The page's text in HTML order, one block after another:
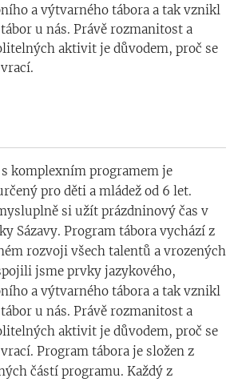
a výtvarného tábora a tak vznikl
u nás. Právě rozmanitost a
aktivit je důvodem, proč se
komplexním programem je
pro děti a mládež od 6 let.
si užít prázdninový čas v
Sázavy. Program tábora vychází z
rozvoji všech talentů a vrozených
jsme prvky jazykového,
a výtvarného tábora a tak vznikl
u nás. Právě rozmanitost a
aktivit je důvodem, proč se
Program tábora je složen z
částí programu. Každý z